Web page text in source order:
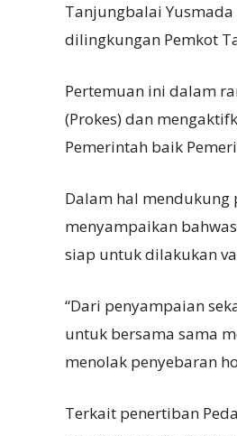
Tanjungbalai Yusmada
dilingkungan Pemkot
Pertemuan ini dalam
(Prokes) dan
Pemerintah baik
Dalam hal mendukung
menyampaikan
siap untuk dilakukan
“Dari penyampaian
untuk bersama sama
menolak penyebaran
Terkait penertiban